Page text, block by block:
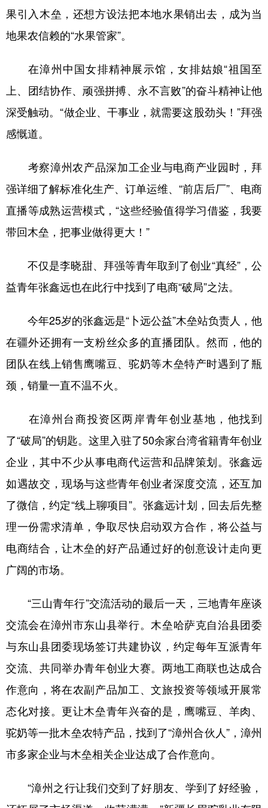
果引入木垒，还想方设法把本地水果销出去，成为当
地果农信赖的“水果管家”。
在漳州中国女排精神展示馆，女排姑娘“祖国至
上、团结协作、顽强拼搏、永不言败”的奋斗精神让他
深受触动。“做企业、干事业，就需要这股劲头！”拜强
感慨道。
考察漳州农产品深加工企业与电商产业园时，拜
强详细了解标准化生产、订单运维、“前店后厂”、电商
直播等成熟运营模式，“这些经验值得学习借鉴，我要
带回木垒，把事业做得更大！”
不仅是李晓甜、拜强等青年取到了创业“真经”，公
益青年张鑫远也在此行中找到了电商“破局”之法。
今年25岁的张鑫远是“卜远公益”木垒站负责人，他
在疆外还拥有一支粉丝众多的直播团队。然而，他的
团队在线上销售鹰嘴豆、驼奶等木垒特产时遇到了瓶
颈，销量一直不温不火。
在漳州台商投资区两岸青年创业基地，他找到
了“破局”的钥匙。这里入驻了50余家台湾省籍青年创业
企业，其中不少从事电商代运营和品牌策划。张鑫远
如遇故交，现场与这些青年创业者深度交流，还互加
了微信，约定“线上聊项目”。张鑫远计划，回去后先整
理一份需求清单，争取尽快启动双方合作，将公益与
电商结合，让木垒的好产品通过好的创意设计走向更
广阔的市场。
“三山青年行”交流活动的最后一天，三地青年座谈
交流会在漳州市东山县举行。木垒哈萨克自治县团委
与东山县团委现场签订共建协议，约定每年互派青年
交流、共同举办青年创业大赛。两地工商联也达成合
作意向，将在农副产品加工、文旅投资等领域开展常
态化对接。更让木垒青年兴奋的是，鹰嘴豆、羊肉、
驼奶等一批木垒农特产品，找到了“漳州合伙人”，漳州
市多家企业与木垒相关企业达成了合作意向。
“漳州之行让我们交到了好朋友、学到了好经验，